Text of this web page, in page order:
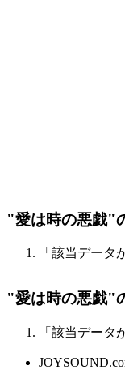
"愛は時の悪戯"
「該当データ
"愛は時の悪戯"
「該当データ